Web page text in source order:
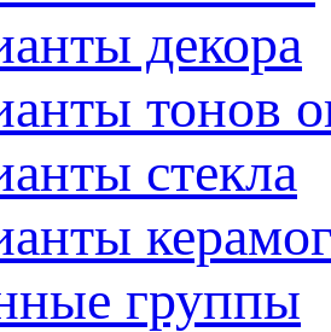
декора
тонов
стекла
группы